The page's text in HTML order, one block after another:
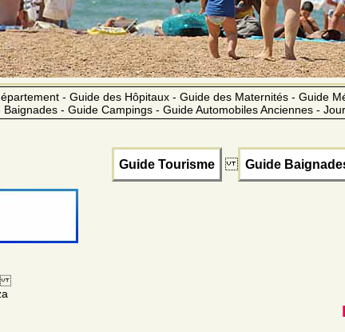
- Guide des Hôpitaux - Guide des Maternités - Guide
- Guide Campings - Guide Automobiles Anciennes -
Guide Tourisme Guide